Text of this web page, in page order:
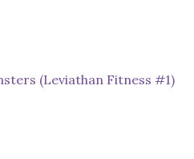
(Leviathan Fitness #1)